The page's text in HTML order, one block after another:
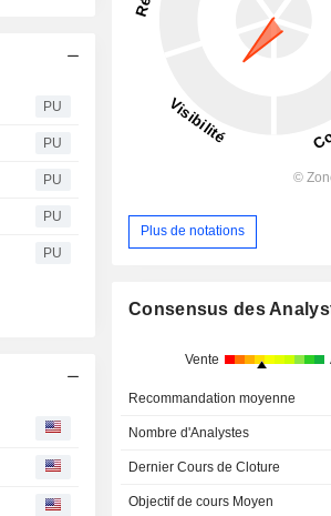
PU
PU
PU
PU
PU
Plus de notations
Consensus des
Vente
Recommandation moyenne
Nombre d'Analystes
Dernier Cours de Cloture
Objectif de cours Moyen